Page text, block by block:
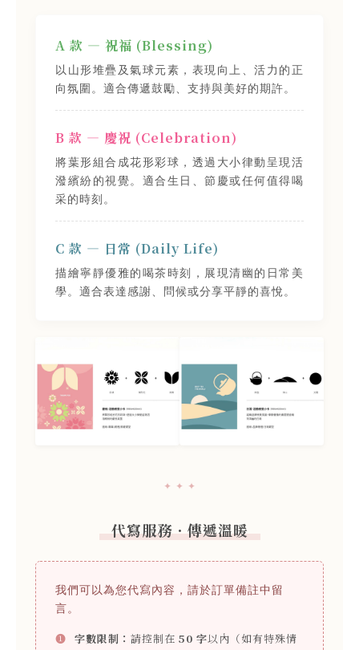
A 款 — 祝福 (Blessing)
以山形堆疊及氣球元素，表現向上、活力的正
向氛圍。適合傳遞鼓勵、支持與美好的期許。
B 款 — 慶祝 (Celebration)
將葉形組合成花形彩球，透過大小律動呈現活
潑繽紛的視覺。適合生日、節慶或任何值得喝
采的時刻。
C 款 — 日常 (Daily Life)
描繪寧靜優雅的喝茶時刻，展現清幽的日常美
學。適合表達感謝、問候或分享平靜的喜悅。
✦ ✦ ✦
代寫服務．傳遞溫暖
我們可以為您代寫內容，請於訂單備註中留
言。
❶ 字數限制： 請控制在 50 字以內（如有特殊情